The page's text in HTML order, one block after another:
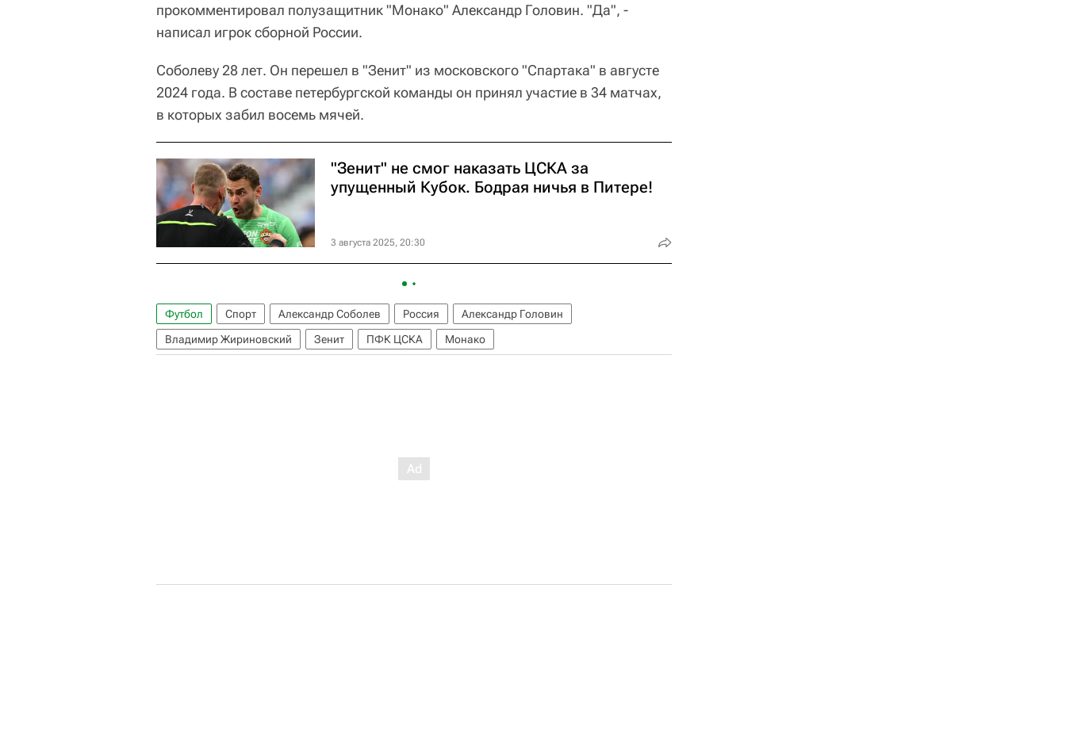
прокомментировал полузащитник "Монако" Александр Головин. "Да", -
написал игрок сборной России.
Соболеву 28 лет. Он перешел в "Зенит" из московского "Спартака" в августе
2024 года. В составе петербургской команды он принял участие в 34 матчах,
в которых забил восемь мячей.
"Зенит" не смог наказать ЦСКА за
упущенный Кубок. Бодрая ничья в Питере!
3 августа 2025, 20:30
Футбол Спорт Александр Соболев Россия
Александр Головин
Владимир Жириновский
Зенит ПФК ЦСКА Монако